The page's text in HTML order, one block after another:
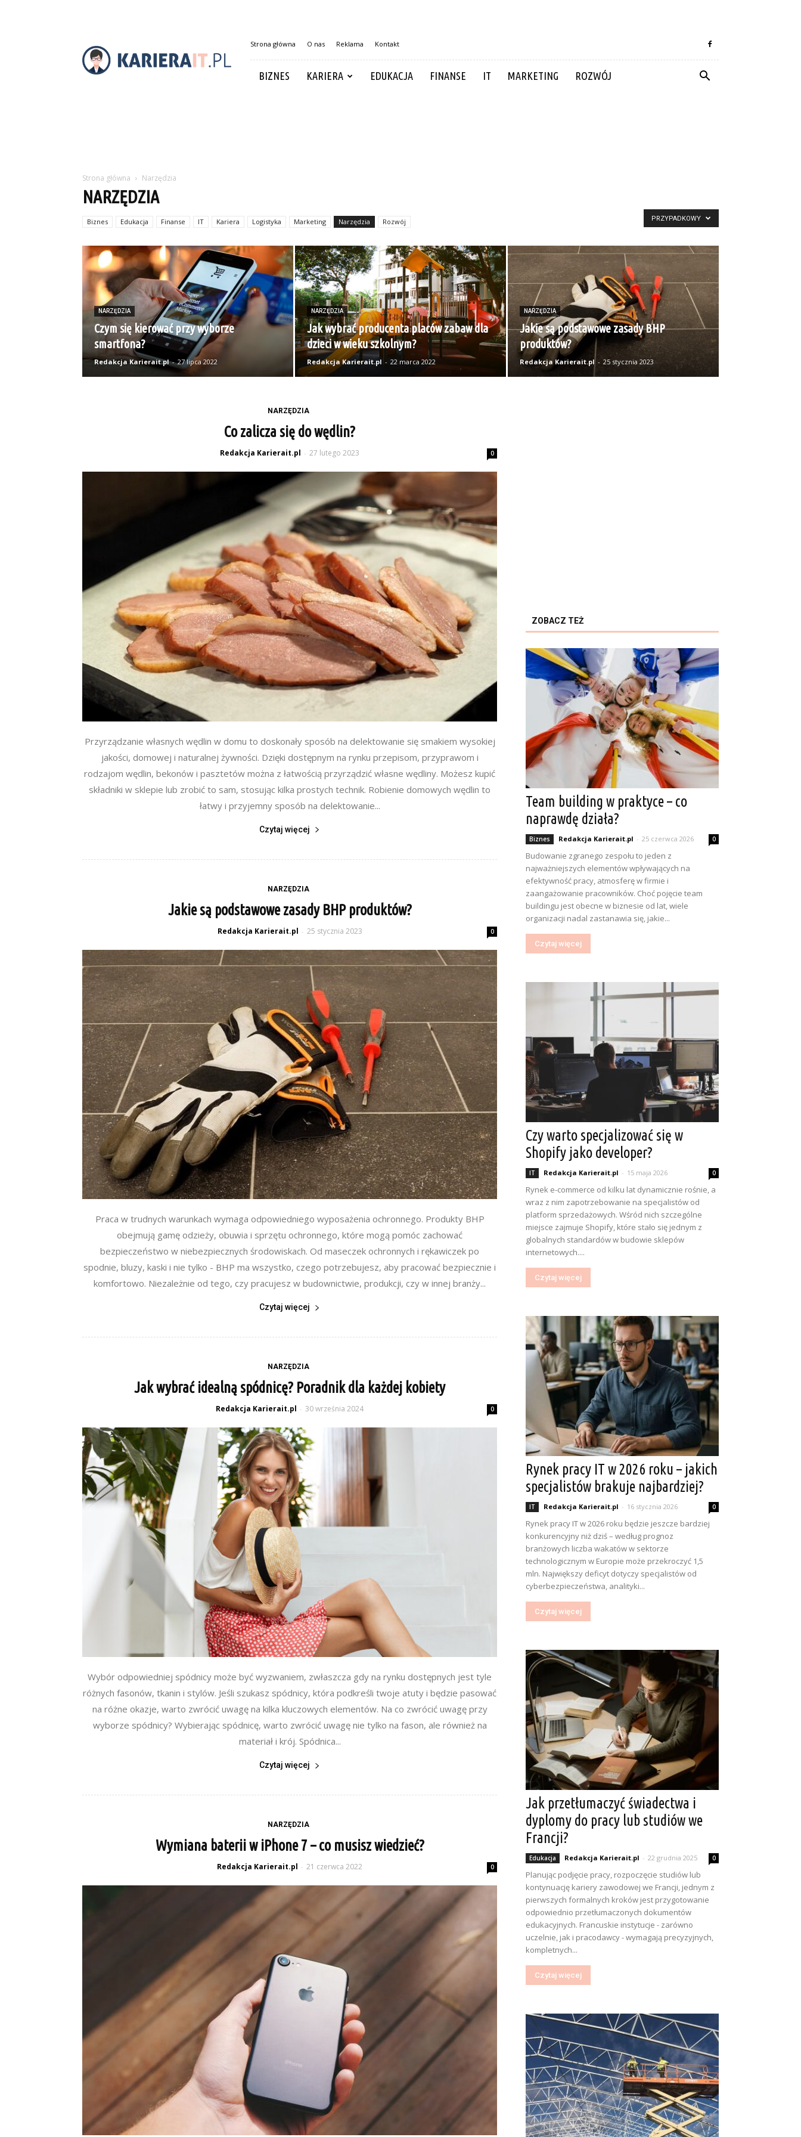
Strona główna O nas Reklama Kontakt
BIZNES KARIERA EDUKACJA FINANSE IT MARKETING ROZWÓJ
Strona główna Narzędzia
NARZĘDZIA
Biznes Edukacja Finanse IT Kariera Logistyka Marketing Narzędzia Rozwój PRZYPADKOWY
NARZĘDZIA
Czym się kierować przy wyborze
smartfona?
Redakcja Karierait.pl - 27 lipca 2022
NARZĘDZIA
Jak wybrać producenta placów zabaw dla
dzieci w wieku szkolnym?
Redakcja Karierait.pl - 22 marca 2022
NARZĘDZIA
Jakie są podstawowe zasady BHP
produktów?
Redakcja Karierait.pl - 25 stycznia 2023
NARZĘDZIA
Co zalicza się do wędlin?
Redakcja Karierait.pl - 27 lutego 2023 0
Przyrządzanie własnych wędlin w domu to doskonały sposób na delektowanie się smakiem wysokiej
jakości, domowej i naturalnej żywności. Dzięki dostępnym na rynku przepisom, przyprawom i
rodzajom wędlin, bekonów i pasztetów można z łatwością przyrządzić własne wędliny. Możesz kupić
składniki w sklepie lub zrobić to sam, stosując kilka prostych technik. Robienie domowych wędlin to
łatwy i przyjemny sposób na delektowanie...
Czytaj więcej
NARZĘDZIA
Jakie są podstawowe zasady BHP produktów?
Redakcja Karierait.pl - 25 stycznia 2023 0
Praca w trudnych warunkach wymaga odpowiedniego wyposażenia ochronnego. Produkty BHP
obejmują gamę odzieży, obuwia i sprzętu ochronnego, które mogą pomóc zachować
bezpieczeństwo w niebezpiecznych środowiskach. Od maseczek ochronnych i rękawiczek po
spodnie, bluzy, kaski i nie tylko - BHP ma wszystko, czego potrzebujesz, aby pracować bezpiecznie i
komfortowo. Niezależnie od tego, czy pracujesz w budownictwie, produkcji, czy w innej branży...
Czytaj więcej
NARZĘDZIA
Jak wybrać idealną spódnicę? Poradnik dla każdej kobiety
Redakcja Karierait.pl - 30 września 2024 0
Wybór odpowiedniej spódnicy może być wyzwaniem, zwłaszcza gdy na rynku dostępnych jest tyle
różnych fasonów, tkanin i stylów. Jeśli szukasz spódnicy, która podkreśli twoje atuty i będzie pasować
na różne okazje, warto zwrócić uwagę na kilka kluczowych elementów. Na co zwrócić uwagę przy
wyborze spódnicy? Wybierając spódnicę, warto zwrócić uwagę nie tylko na fason, ale również na
materiał i krój. Spódnica...
Czytaj więcej
NARZĘDZIA
Wymiana baterii w iPhone 7 – co musisz wiedzieć?
Redakcja Karierait.pl - 21 czerwca 2022 0
ZOBACZ TEŻ
Team building w praktyce – co
naprawdę działa?
Biznes Redakcja Karierait.pl - 25 czerwca 2026 0
Budowanie zgranego zespołu to jeden z
najważniejszych elementów wpływających na
efektywność pracy, atmosferę w firmie i
zaangażowanie pracowników. Choć pojęcie team
buildingu jest obecne w biznesie od lat, wiele
organizacji nadal zastanawia się, jakie...
Czytaj więcej
Czy warto specjalizować się w
Shopify jako developer?
IT Redakcja Karierait.pl - 15 maja 2026 0
Rynek e-commerce od kilku lat dynamicznie rośnie, a
wraz z nim zapotrzebowanie na specjalistów od
platform sprzedażowych. Wśród nich szczególne
miejsce zajmuje Shopify, które stało się jednym z
globalnych standardów w budowie sklepów
internetowych....
Czytaj więcej
Rynek pracy IT w 2026 roku – jakich
specjalistów brakuje najbardziej?
IT Redakcja Karierait.pl - 16 stycznia 2026 0
Rynek pracy IT w 2026 roku będzie jeszcze bardziej
konkurencyjny niż dziś – według prognoz
branżowych liczba wakatów w sektorze
technologicznym w Europie może przekroczyć 1,5
mln. Największy deficyt dotyczy specjalistów od
cyberbezpieczeństwa, analityki...
Czytaj więcej
Jak przetłumaczyć świadectwa i
dyplomy do pracy lub studiów we
Francji?
Edukacja Redakcja Karierait.pl - 22 grudnia 2025 0
Planując podjęcie pracy, rozpoczęcie studiów lub
kontynuację kariery zawodowej we Francji, jednym z
pierwszych formalnych kroków jest przygotowanie
odpowiednio przetłumaczonych dokumentów
edukacyjnych. Francuskie instytucje - zarówno
uczelnie, jak i pracodawcy - wymagają precyzyjnych,
kompletnych...
Czytaj więcej